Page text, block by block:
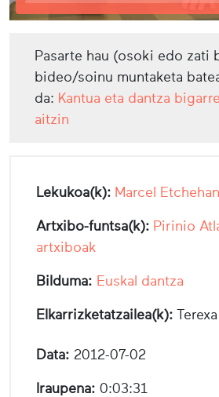
Pasarte hau (osoki edo zati
bideo/soinu muntaketa
da: Kantua eta dantza
aitzin
Lekukoa(k): Marcel
Artxibo-funtsa(k): Pirinio
artxiboak
Bilduma: Euskal dantza
Elkarrizketatzailea(k):
Data: 2012-07-02
Iraupena: 0:03:31